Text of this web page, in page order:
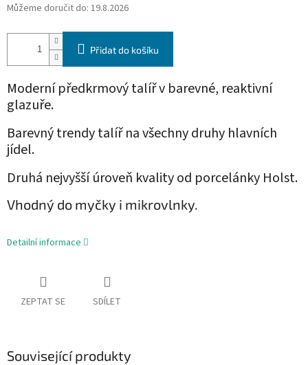
Můžeme doručit do: 19.8.2026
Přidat do košíku
Moderní předkrmový talíř v barevné, reaktivní
glazuře.
Barevný trendy talíř na všechny druhy hlavních
jídel.
Druhá nejvyšší úroveň kvality od porcelánky Holst.
Vhodný do myčky i mikrovlnky.
Detailní informace
ZEPTAT SE SDÍLET
Související produkty